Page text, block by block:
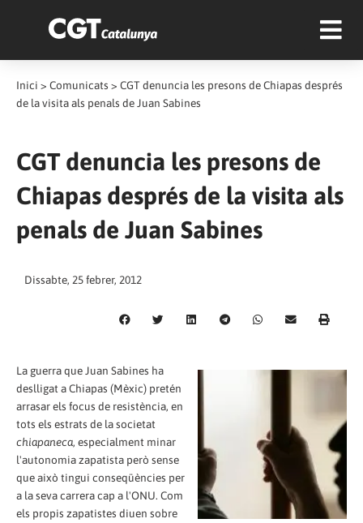
Inici > Comunicats > CGT denuncia les presons de Chiapas després
de la visita als penals de Juan Sabines
CGT denuncia les presons de
Chiapas després de la visita als
penals de Juan Sabines
Dissabte, 25 febrer, 2012
La guerra que Juan Sabines ha
deslligat a Chiapas (Mèxic) pretén
arrasar els focus de resistència, en
tots els estrats de la societat
chiapaneca, especialment minar
l'autonomia zapatista però sense
que això tingui conseqüències per
a la seva carrera cap a l'ONU. Com
els propis zapatistes diuen sobre